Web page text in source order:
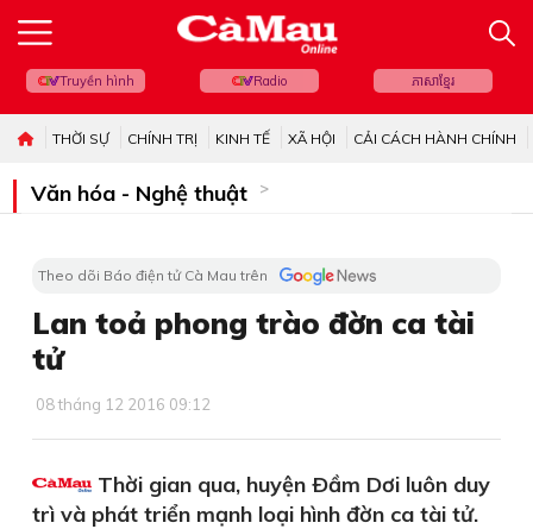
Truyền hình Radio ភាសាខ្មែរ
THỜI SỰ CHÍNH TRỊ KINH TẾ XÃ HỘI CẢI CÁCH HÀNH CHÍNH
Văn hóa - Nghệ thuật
Theo dõi Báo điện tử Cà Mau trên
Lan toả phong trào đờn ca tài
tử
08 tháng 12 2016 09:12
Thời gian qua, huyện Ðầm Dơi luôn duy
trì và phát triển mạnh loại hình đờn ca tài tử.